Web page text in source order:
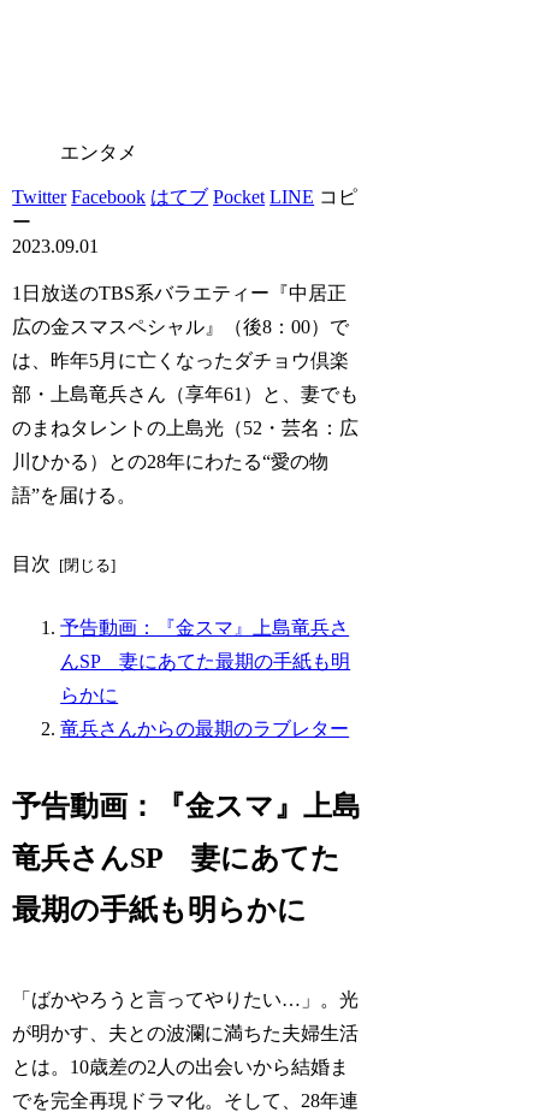
エンタメ
Twitter Facebook はてブ Pocket LINE コピ
ー
2023.09.01
1日放送のTBS系バラエティー『中居正
広の金スマスペシャル』（後8：00）で
は、昨年5月に亡くなったダチョウ倶楽
部・上島竜兵さん（享年61）と、妻でも
のまねタレントの上島光（52・芸名：広
川ひかる）との28年にわたる“愛の物
語”を届ける。
目次
予告動画：『金スマ』上島竜兵さ
んSP 妻にあてた最期の手紙も明
らかに
竜兵さんからの最期のラブレター
予告動画：『金スマ』上島
竜兵さんSP 妻にあてた
最期の手紙も明らかに
「ばかやろうと言ってやりたい…」。光
が明かす、夫との波瀾に満ちた夫婦生活
とは。10歳差の2人の出会いから結婚ま
でを完全再現ドラマ化。そして、28年連